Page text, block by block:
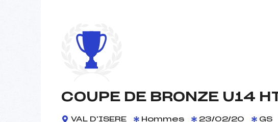
COUPE DE BRONZE U14
VAL D'ISERE Hommes 23/02/20 GS